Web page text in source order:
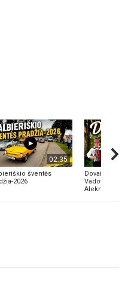
02:35
šventės
2026
Dovainonių
Vadovas
Aleknavičius